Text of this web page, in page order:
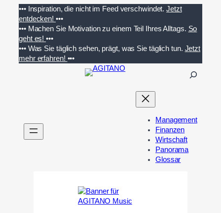
Inhalt
springen
••• Inspiration, die nicht im Feed verschwindet. Jetzt
entdecken! •••
••• Machen Sie Motivation zu einem Teil Ihres Alltags. So
geht es!•••
••• Was Sie täglich sehen, prägt, was Sie täglich tun. Jetzt
mehr erfahren! •••
n
Management
Finanzen
Wirtschaft
Panorama
Glossar